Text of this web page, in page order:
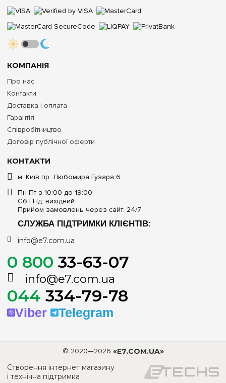
КОНТАКТИ
м. Київ пр. Любомира Гузара 6
Пн-Пт з 10:00 до 19:00
Сб | Нд: вихідний
Прийом замовлень через сайт: 24/7
СЛУЖБА ПІДТРИМКИ КЛІЄНТІВ:
info@e7.com.ua
0 800 33-63-07
info@e7.com.ua
044 334-79-78
Viber Telegram
КОМПАНІЯ
Про нас
Контакти
Доставка і оплата
Гарантія
Співробітництво
Договір публічної оферти
© 2020—2026 «E7.COM.UA»
Створення інтернет магазину
і технічна підтримка